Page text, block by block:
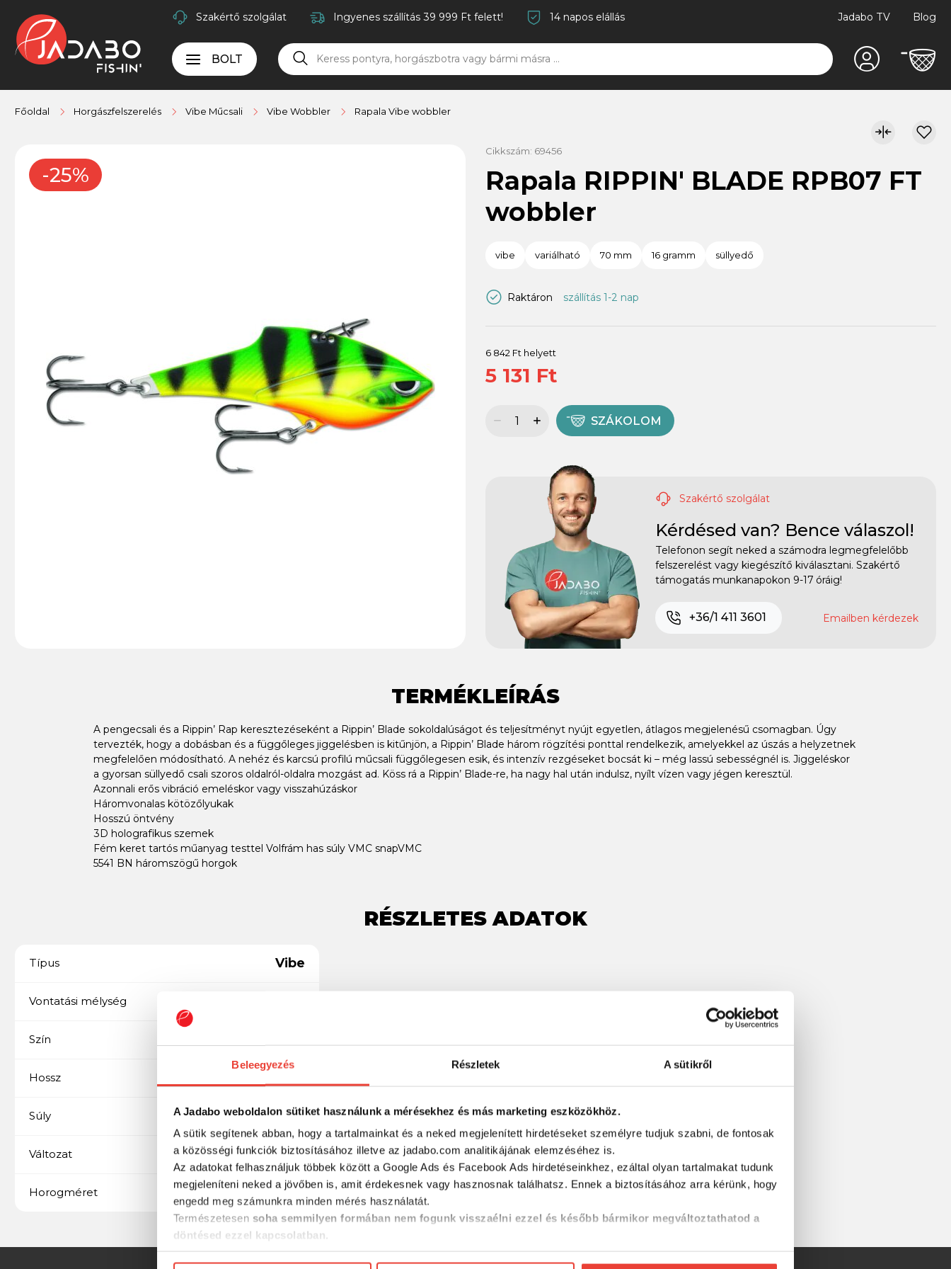
Beleegyezés Részletek A sütikről
A Jadabo weboldalon sütiket használunk a mérésekhez és más marketing eszközökhöz.
A sütik segítenek abban, hogy a tartalmainkat és a neked megjelenített hirdetéseket személyre tudjuk szabni, de fontosak
a közösségi funkciók biztosításához illetve az jadabo.com analitikájának elemzéséhez is.
Az adatokat felhasználjuk többek között a Google Ads és Facebook Ads hirdetéseinkhez, ezáltal olyan tartalmakat tudunk
megjeleníteni neked a jövőben is, amit érdekesnek vagy hasznosnak találhatsz. Ennek a biztosításához arra kérünk, hogy
engedd meg számunkra minden mérés használatát.
Természetesen soha semmilyen formában nem fogunk visszaélni ezzel és később bármikor megváltoztathatod a
döntésed ezzel kapcsolatban.
Előre is köszönjük!
Szakértő szolgálat Ingyenes szállítás 39 999 Ft felett! 14 napos elállás Jadabo TV Blog
BOLT
Főoldal Horgászfelszerelés Vibe Műcsali Vibe Wobbler Rapala Vibe wobbler
-25%
Cikkszám: 69456
Rapala RIPPIN' BLADE RPB07 FT
wobbler
vibe variálható 70 mm 16 gramm süllyedő
Raktáron szállítás 1-2 nap
6 842 Ft helyett
5 131 Ft
SZÁKOLOM
Szakértő szolgálat
Kérdésed van? Bence válaszol!
Telefonon segít neked a számodra legmegfelelőbb
felszerelést vagy kiegészítő kiválasztani. Szakértő
támogatás munkanapokon 9-17 óráig!
+36/1 411 3601 Emailben kérdezek
TERMÉKLEÍRÁS
A pengecsali és a Rippin’ Rap keresztezéseként a Rippin’ Blade sokoldalúságot és teljesítményt nyújt egyetlen, átlagos megjelenésű csomagban. Úgy
tervezték, hogy a dobásban és a függőleges jiggelésben is kitűnjön, a Rippin’ Blade három rögzítési ponttal rendelkezik, amelyekkel az úszás a helyzetnek
megfelelően módosítható. A nehéz és karcsú profilú műcsali függőlegesen esik, és intenzív rezgéseket bocsát ki – még lassú sebességnél is. Jiggeléskor
a gyorsan süllyedő csali szoros oldalról-oldalra mozgást ad. Köss rá a Rippin’ Blade-re, ha nagy hal után indulsz, nyílt vízen vagy jégen keresztül.
Azonnali erős vibráció emeléskor vagy visszahúzáskor
Háromvonalas kötözőlyukak
Hosszú öntvény
3D holografikus szemek
Fém keret tartós műanyag testtel Volfrám has súly VMC snapVMC
5541 BN háromszögű horgok
RÉSZLETES ADATOK
Típus Vibe
Vontatási mélység
Szín
Hossz
Súly 16 gramm
Változat Süllyedő
Horogméret 6